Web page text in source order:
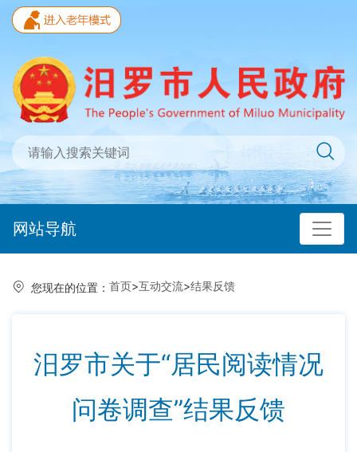
网站导航
您现在的位置： 首页>互动交流>结果反馈
汨罗市关于“居民阅读情况
问卷调查”结果反馈